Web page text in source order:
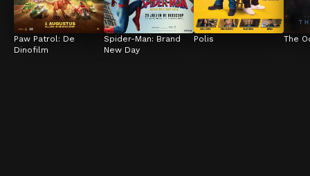
Paw Patrol: De
Dinofilm
Spider-Man: Brand
New Day
Polis The